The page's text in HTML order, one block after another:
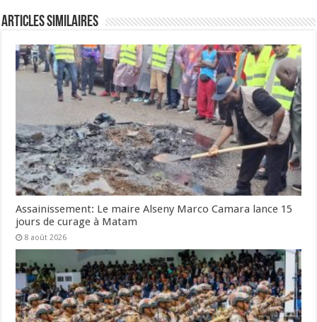
Articles Similaires
Assainissement: Le maire Alseny Marco Camara lance 15
jours de curage à Matam
8 août 2026